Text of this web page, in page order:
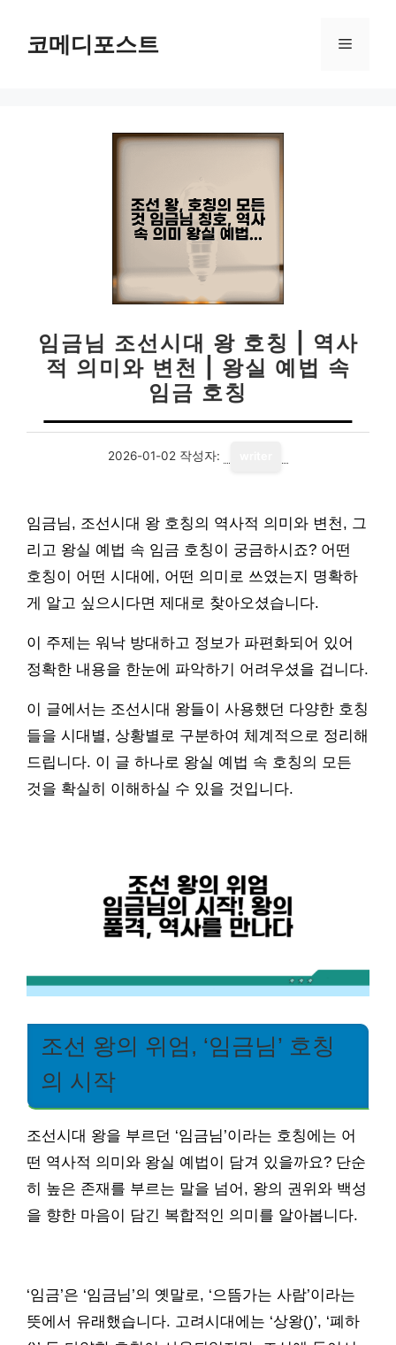
코메디포스트 메
임금님 조선시대 왕 호칭 | 역사
적 의미와 변천 | 왕실 예법 속
임금 호칭
2026-01-02 작성자:
임금님, 조선시대 왕 호칭의 역사적 의미와 변천, 그
리고 왕실 예법 속 임금 호칭이 궁금하시죠? 어떤
호칭이 어떤 시대에, 어떤 의미로 쓰였는지 명확하
게 알고 싶으시다면 제대로 찾아오셨습니다.
이 주제는 워낙 방대하고 정보가 파편화되어 있어
정확한 내용을 한눈에 파악하기 어려우셨을 겁니다.
이 글에서는 조선시대 왕들이 사용했던 다양한 호칭
들을 시대별, 상황별로 구분하여 체계적으로 정리해
드립니다. 이 글 하나로 왕실 예법 속 호칭의 모든
것을 확실히 이해하실 수 있을 것입니다.
조선 왕의 위엄, ‘임금님’ 호칭
의 시작
조선시대 왕을 부르던 ‘임금님’이라는 호칭에는 어
떤 역사적 의미와 왕실 예법이 담겨 있을까요? 단순
히 높은 존재를 부르는 말을 넘어, 왕의 권위와 백성
을 향한 마음이 담긴 복합적인 의미를 알아봅니다.
‘임금’은 ‘임금님’의 옛말로, ‘으뜸가는 사람’이라는
뜻에서 유래했습니다. 고려시대에는 ‘상왕()’, ‘폐하